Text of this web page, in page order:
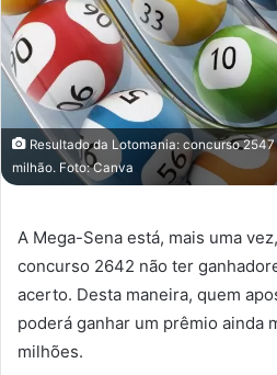
Resultado da Lotomania: concurso
milhão. Foto: Canva
A Mega-Sena está, mais uma
concurso 2642 não ter
acerto. Desta maneira, quem
poderá ganhar um prêmio ainda
milhões.